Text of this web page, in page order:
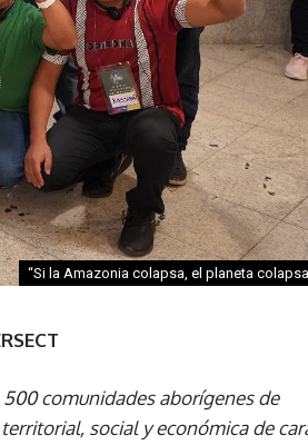
“Si la Amazonia colapsa, el planeta
comunidades aborígenes de
social y económica de